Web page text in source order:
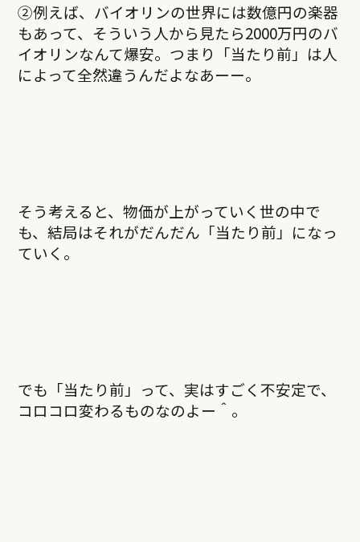
②例えば、バイオリンの世界には数億円の楽器
もあって、そういう人から見たら2000万円のバ
イオリンなんて爆安。つまり「当たり前」は人
によって全然違うんだよなあーー。
そう考えると、物価が上がっていく世の中で
も、結局はそれがだんだん「当たり前」になっ
ていく。
でも「当たり前」って、実はすごく不安定で、
コロコロ変わるものなのよー＾。